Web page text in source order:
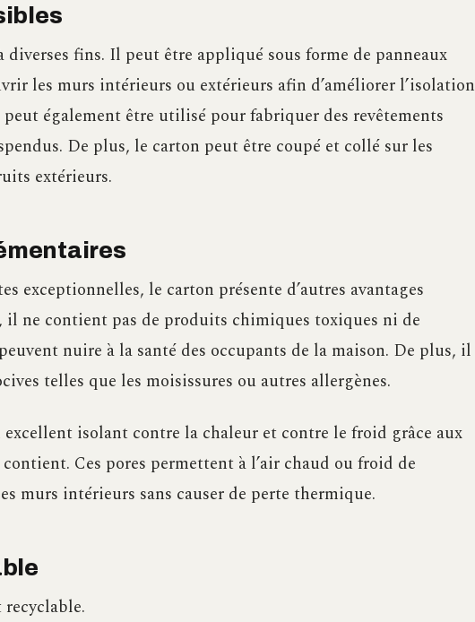
fins. Il peut être appliqué sous forme de panneaux
les murs intérieurs ou extérieurs afin d’améliorer l’isolation
également être utilisé pour fabriquer des revêtements
De plus, le carton peut être coupé et collé sur les
extérieurs.
exceptionnelles, le carton présente d’autres avantages
il ne contient pas de produits chimiques toxiques ni de
nuire à la santé des occupants de la maison. De plus, il
telles que les moisissures ou autres allergènes.
isolant contre la chaleur et contre le froid grâce aux
Ces pores permettent à l’air chaud ou froid de
murs intérieurs sans causer de perte thermique.